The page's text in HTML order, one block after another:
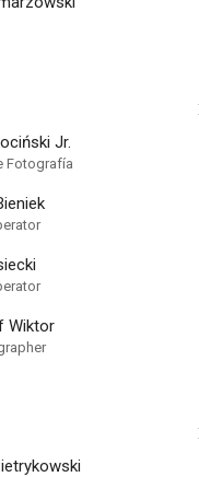
Jr.
Fotografía
Wiktor